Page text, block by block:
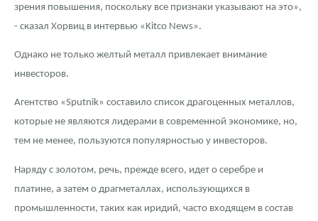
зрения повышения, поскольку все признаки указывают на это»,
- сказал Хорвиц в интервью «Kitco News».
Однако не только желтый металл привлекает внимание
инвесторов.
Агентство «Sputnik» составило список драгоценных металлов,
которые не являются лидерами в современной экономике, но,
тем не менее, пользуются популярностью у инвесторов.
Наряду с золотом, речь, прежде всего, идет о серебре и
платине, а затем о драгметаллах, использующихся в
промышленности, таких как иридий, часто входящем в состав